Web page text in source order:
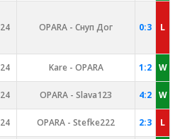
OPARA - Снуп Дог 0:3 L
Kare - OPARA 1:2 W
OPARA - Slava123 4:2 W
OPARA - Stefke222 2:3 L